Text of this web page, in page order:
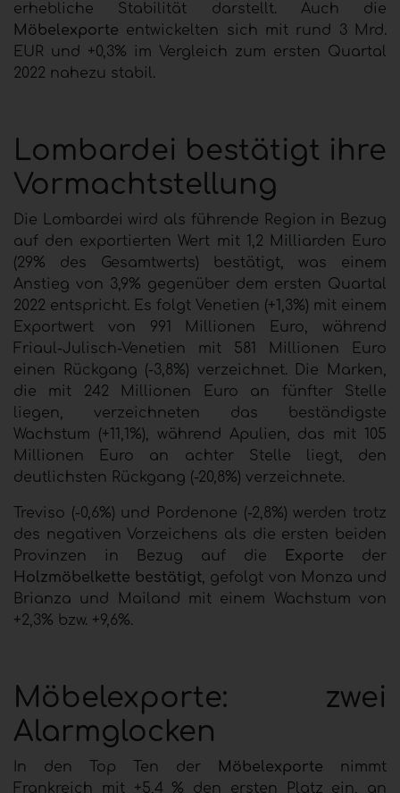
erhebliche Stabilität darstellt. Auch die
Möbelexporte entwickelten sich mit rund 3 Mrd.
EUR und +0,3% im Vergleich zum ersten Quartal
2022 nahezu stabil.
Lombardei bestätigt ihre
Vormachtstellung
Die Lombardei wird als führende Region in Bezug
auf den exportierten Wert mit 1,2 Milliarden Euro
(29% des Gesamtwerts) bestätigt, was einem
Anstieg von 3,9% gegenüber dem ersten Quartal
2022 entspricht. Es folgt Venetien (+1,3%) mit einem
Exportwert von 991 Millionen Euro, während
Friaul-Julisch-Venetien mit 581 Millionen Euro
einen Rückgang (-3,8%) verzeichnet. Die Marken,
die mit 242 Millionen Euro an fünfter Stelle
liegen, verzeichneten das beständigste
Wachstum (+11,1%), während Apulien, das mit 105
Millionen Euro an achter Stelle liegt, den
deutlichsten Rückgang (-20,8%) verzeichnete.
Treviso (-0,6%) und Pordenone (-2,8%) werden trotz
des negativen Vorzeichens als die ersten beiden
Provinzen in Bezug auf die
Exporte der
Holzmöbelkette bestätigt, gefolgt von Monza und
Brianza und Mailand mit einem Wachstum von
+2,3% bzw. +9,6%.
Möbelexporte: zwei
Alarmglocken
In den Top Ten der Möbelexporte nimmt
Frankreich mit +5,4 % den ersten Platz ein, an